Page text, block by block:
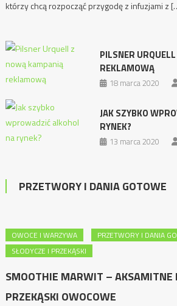
którzy chcą rozpocząć przygodę z infuzjami z
PILSNER
REKLAMOWĄ
18 marca 2020
JAK SZYBKO
RYNEK?
13 marca 2020
PRZETWORY I DANIA GOTOWE
OWOCE I WARZYWA
PRZETWORY I DANIA
SŁODYCZE I PRZEKĄSKI
SMOOTHIE MARWIT – AKSAMITNE
PRZEKĄSKI OWOCOWE